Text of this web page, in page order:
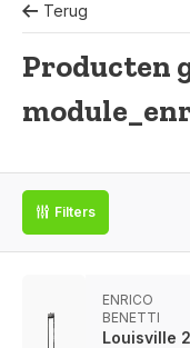
Terug
Producten
Filters
ENRICO
BENETTI
Louisville